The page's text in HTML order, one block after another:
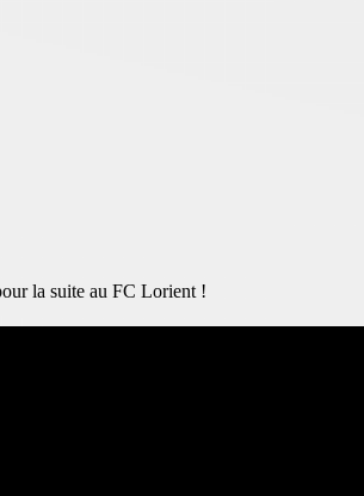
la suite au FC Lorient !